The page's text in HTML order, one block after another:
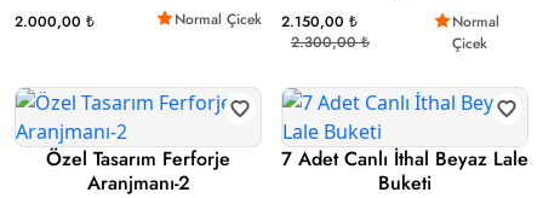
2.000,00 ₺ Normal Çicek
2.150,00 ₺
2.300,00 ₺
Normal
Çicek
Özel Tasarım Ferforje
Aranjmanı-2
7 Adet Canlı İthal Beyaz Lale
Buketi